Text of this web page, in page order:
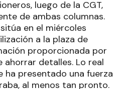
luego de la CGT,
de ambas columnas.
en el miércoles
a la plaza de
proporcionada por
detalles. Lo real
ha presentado una fuerza
al menos tan pronto.